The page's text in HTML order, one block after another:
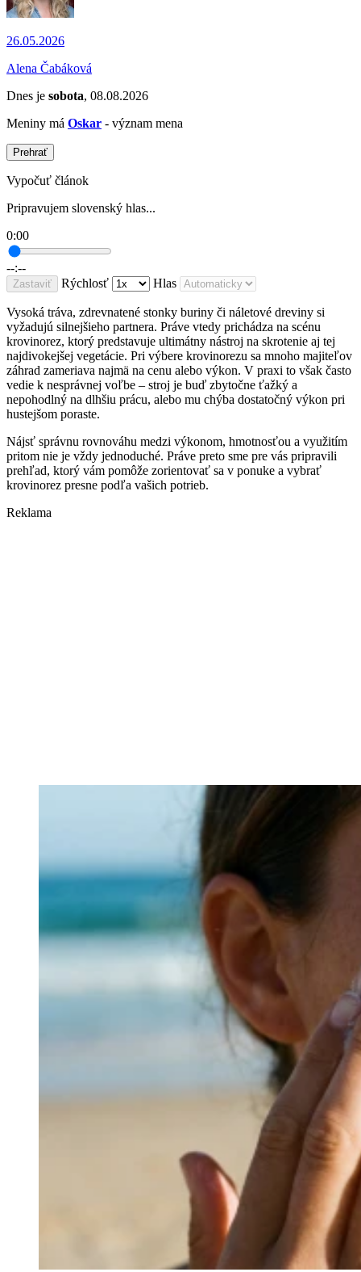
26.05.2026
Alena Čabáková
Dnes je sobota, 08.08.2026
Meniny má Oskar - význam mena
Prehrať
Vypočuť článok
Pripravujem slovenský hlas...
0:00
--:--
Zastaviť Rýchlosť Hlas
Vysoká tráva, zdrevnatené stonky buriny či náletové dreviny si
vyžadujú silnejšieho partnera. Práve vtedy prichádza na scénu
krovinorez, ktorý predstavuje ultimátny nástroj na skrotenie aj tej
najdivokejšej vegetácie. Pri výbere krovinorezu sa mnoho majiteľov
záhrad zameriava najmä na cenu alebo výkon. V praxi to však často
vedie k nesprávnej voľbe – stroj je buď zbytočne ťažký a
nepohodlný na dlhšiu prácu, alebo mu chýba dostatočný výkon pri
hustejšom poraste.
Nájsť správnu rovnováhu medzi výkonom, hmotnosťou a využitím
pritom nie je vždy jednoduché. Práve preto sme pre vás pripravili
prehľad, ktorý vám pomôže zorientovať sa v ponuke a vybrať
krovinorez presne podľa vašich potrieb.
Reklama